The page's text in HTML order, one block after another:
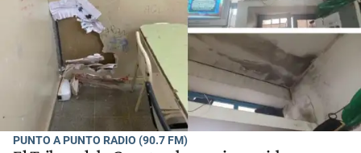
PUNTO A PUNTO RADIO (90.7 FM)